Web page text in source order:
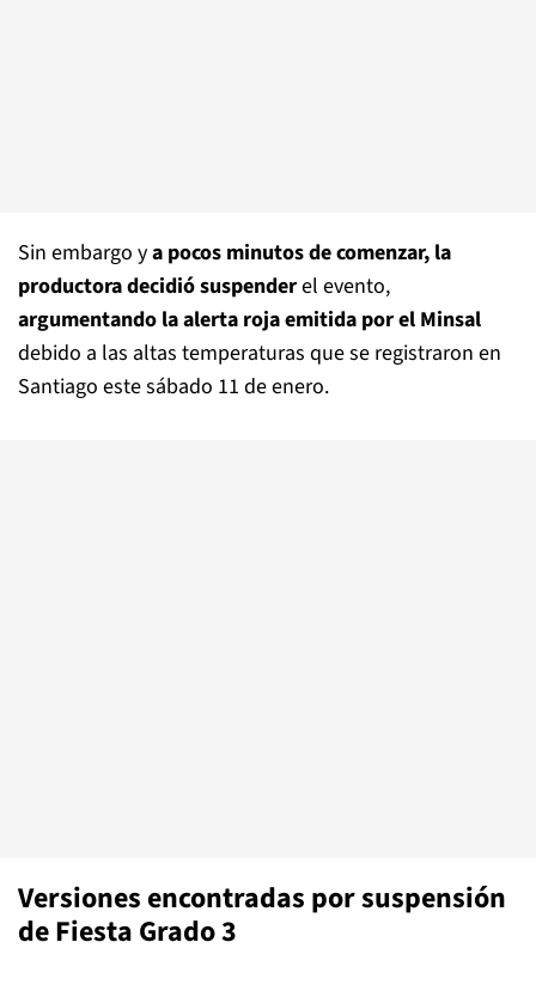
Sin embargo ya pocos minutos de comenzar, la
productora decidió suspenderel evento,
argumentando la alerta roja emitida por el Minsal
debido a las altas temperaturas que se registraron en
Santiago este sábado 11 de enero.
Versiones encontradas por suspensión
de Fiesta Grado 3